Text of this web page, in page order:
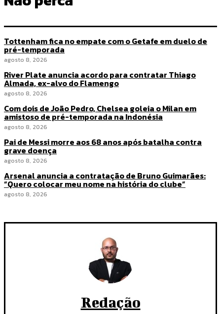
Tottenham fica no empate com o Getafe em duelo de
pré-temporada
agosto 8, 2026
River Plate anuncia acordo para contratar Thiago
Almada, ex-alvo do Flamengo
agosto 8, 2026
Com dois de João Pedro, Chelsea goleia o Milan em
amistoso de pré-temporada na Indonésia
agosto 8, 2026
Pai de Messi morre aos 68 anos após batalha contra
grave doença
agosto 8, 2026
Arsenal anuncia a contratação de Bruno Guimarães:
“Quero colocar meu nome na história do clube”
agosto 8, 2026
Redação